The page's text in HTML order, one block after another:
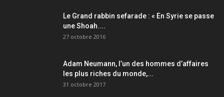
Le Grand rabbin sefarade : « En Syrie se passe
une Shoah....
27 octobre 2016
Adam Neumann, l’un des hommes d’affaires
les plus riches du monde,...
31 octobre 2017